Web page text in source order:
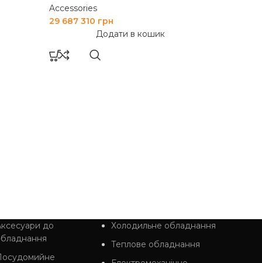
Accessories
29 687 310 грн
Додати в кошик
до
Холодильне обладнання
Теплове обладнання